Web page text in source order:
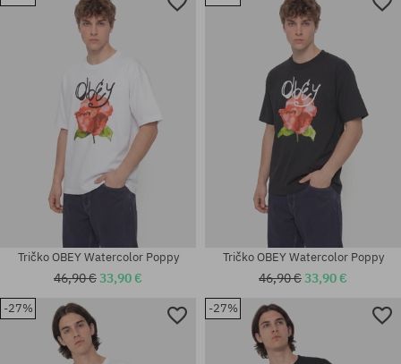
Dostupné veľkosti:
Dostupné veľkosti:
Dostupné veľkosti:
Dostupné veľkosti:
M; L; XL
Tričko OBEY Watercolor Poppy
46,90 €33,90 €
Tričko OBEY Watercolor Poppy
46,90 €33,90 €
-27% -27%